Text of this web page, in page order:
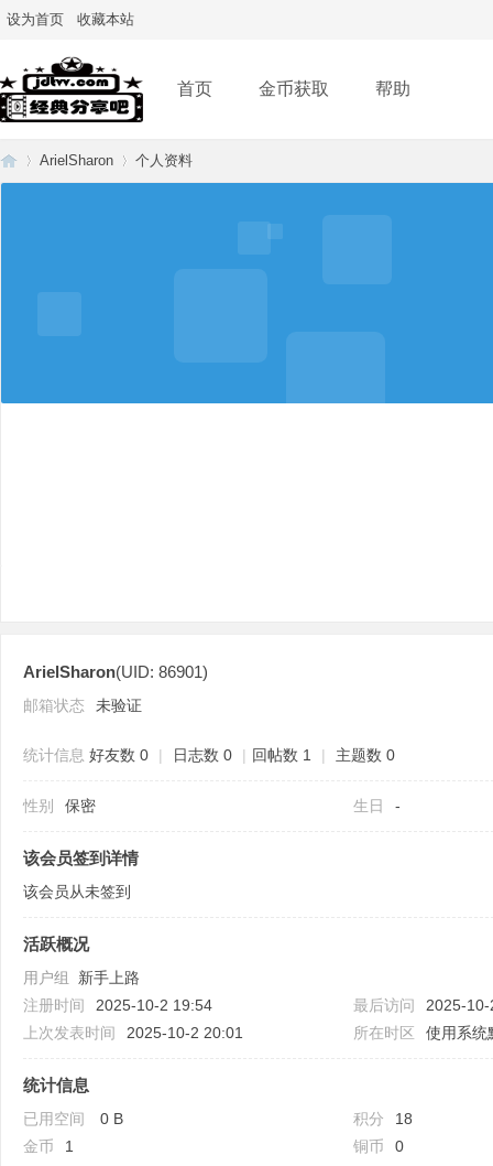
设为首页 收藏本站
首页 金币获取 帮助
ArielSharon 个人资料
ArielSharon(UID: 86901)
邮箱状态 未验证
统计信息 好友数 0 | 日志数 0 | 回帖数 1 | 主题数 0
性别 保密 生日 -
该会员签到详情
该会员从未签到
活跃概况
用户组 新手上路
注册时间
2025-10-2 19:54 最后访问
2025-
上次发表时间
2025-10-2 20:01 所在时区 使用系统
统计信息
已用空间 0 B 积分
18
金币
1 铜币 0